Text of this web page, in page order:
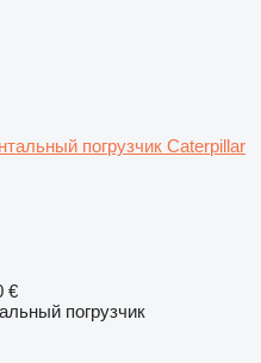
погрузчик Caterpillar
€
погрузчик